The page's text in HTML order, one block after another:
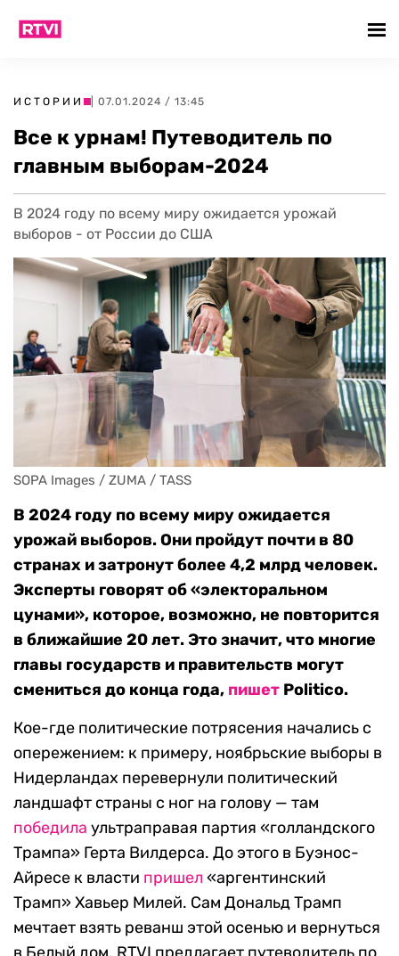
ИСТОРИИ | 07.01.2024 / 13:45
Все к урнам! Путеводитель по
главным выборам-2024
В 2024 году по всему миру ожидается урожай
выборов - от России до США
SOPA Images / ZUMA / TASS
В 2024 году по всему миру ожидается
урожай выборов. Они пройдут почти в 80
странах и затронут более 4,2 млрд человек.
Эксперты говорят об «электоральном
цунами», которое, возможно, не повторится
в ближайшие 20 лет. Это значит, что многие
главы государств и правительств могут
смениться до конца года, пишет Politico.
Кое-где политические потрясения начались с
опережением: к примеру, ноябрьские выборы в
Нидерландах перевернули политический
ландшафт страны с ног на голову — там
победила ультраправая партия «голландского
Трампа» Герта Вилдерса. До этого в Буэнос-
Айресе к власти пришел «аргентинский
Трамп» Хавьер Милей. Сам Дональд Трамп
мечтает взять реванш этой осенью и вернуться